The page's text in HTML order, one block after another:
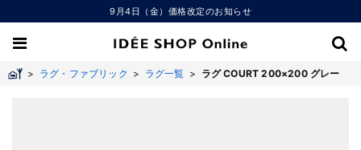
9月4日（金）価格改定のお知らせ
> ラグ・ファブリック > ラグ一覧 > ラグ COURT 200×200 グレー